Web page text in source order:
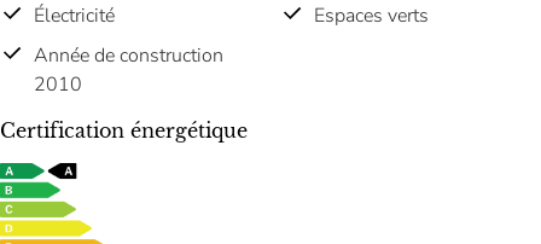
Électricité
Espaces verts
Année de construction
2010
Certification énergétique